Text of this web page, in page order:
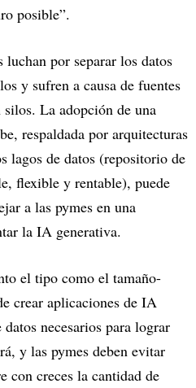
posible”.
luchan por separar los datos
y sufren a causa de fuentes
La adopción de una
respaldada por arquitecturas
lagos de datos (repositorio de
flexible y rentable), puede
a las pymes en una
la IA generativa.
el tipo como el tamaño-
crear aplicaciones de IA
necesarios para lograr
y las pymes deben evitar
con creces la cantidad de